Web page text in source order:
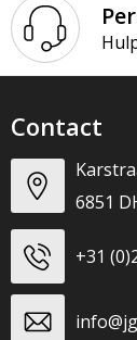
Contact
6851
+31